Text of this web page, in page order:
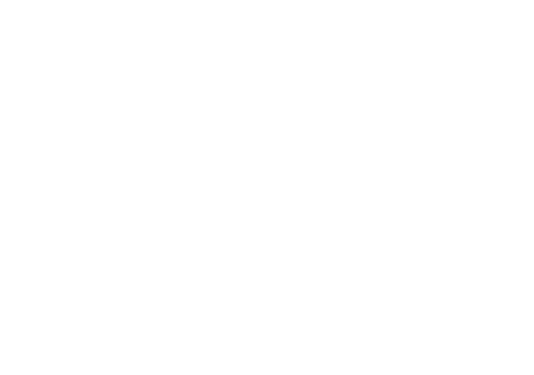
Такой двигатель меньше подвержен
и отличается пониженным уровнем шума и
60V
с другими устройствами Greenworks 60V.
и подойдет для решения как повседневных, так и